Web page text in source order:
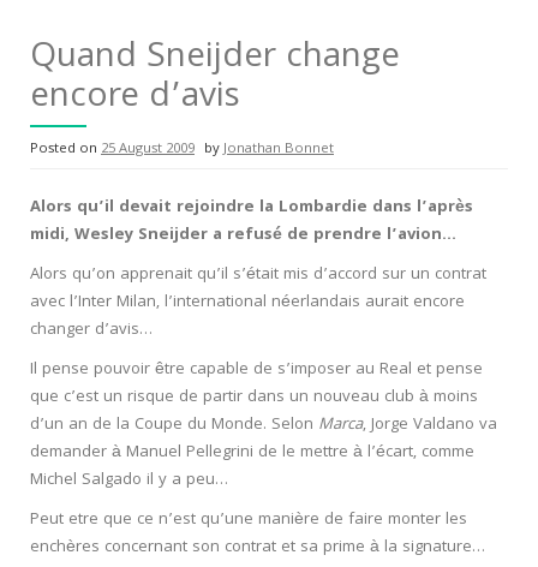
Quand Sneijder change
encore d’avis
Posted on 25 August 2009 byJonathan Bonnet
Alors qu’il devait rejoindre la Lombardie dans l’après
midi, Wesley Sneijder a refusé de prendre l’avion…
Alors qu’on apprenait qu’il s’était mis d’accord sur un contrat
avec l’Inter Milan, l’international néerlandais aurait encore
changer d’avis…
Il pense pouvoir être capable de s’imposer au Real et pense
que c’est un risque de partir dans un nouveau club à moins
d’un an de la Coupe du Monde. Selon Marca, Jorge Valdano va
demander à Manuel Pellegrini de le mettre à l’écart, comme
Michel Salgado il y a peu…
Peut etre que ce n’est qu’une manière de faire monter les
enchères concernant son contrat et sa prime à la signature…